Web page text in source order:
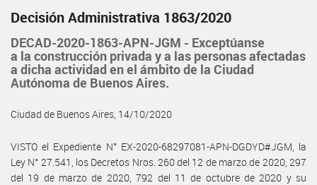
Decisión Administrativa 1863/2020
DECAD-2020-1863-APN-JGM - Exceptúanse
a la construcción privada y a las personas afectadas
a dicha actividad en el ámbito de la Ciudad
Autónoma de Buenos Aires.
Ciudad de Buenos Aires, 14/10/2020
VISTO el Expediente N° EX-2020-68297081-APN-DGDYD#JGM, la
Ley N° 27.541, los Decretos Nros. 260 del 12 de marzo de 2020, 297
del 19 de marzo de 2020, 792 del 11 de octubre de 2020 y su